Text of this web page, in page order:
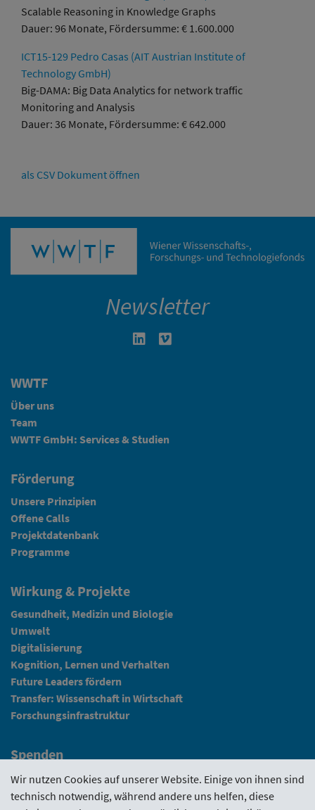
Scalable Reasoning in Knowledge Graphs
Dauer: 96 Monate, Fördersumme: € 1.600.000
ICT15-129 Pedro Casas (AIT Austrian Institute of
Technology GmbH)
Big-DAMA: Big Data Analytics for network traffic
Monitoring and Analysis
Dauer: 36 Monate, Fördersumme: € 642.000
als CSV Dokument öffnen
Newsletter
Linkedin in neuem Fenster öffnen
WWTF
Über uns
Team
WWTF GmbH: Services & Studien
Förderung
Unsere Prinzipien
Offene Calls
Projektdatenbank
Programme
Wirkung & Projekte
Gesundheit, Medizin und Biologie
Umwelt
Digitalisierung
Kognition, Lernen und Verhalten
Future Leaders fördern
Transfer: Wissenschaft in Wirtschaft
Forschungsinfrastruktur
Spenden
Fundraising
Wir nutzen Cookies auf unserer Website. Einige von ihnen sind
technisch notwendig, während andere uns helfen, diese